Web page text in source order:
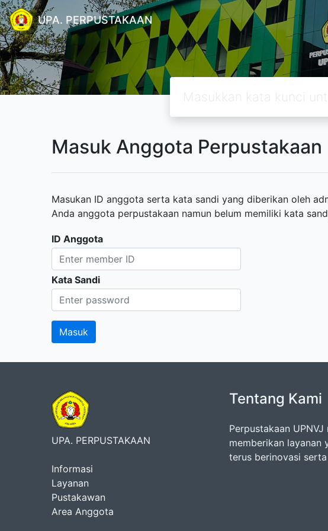
UPA. PERPUSTAKAAN
Masuk Anggota Perpustakaan
Masukan ID anggota serta kata sandi yang diberikan oleh
Anda anggota perpustakaan namun belum memiliki kata
ID Anggota
Kata Sandi
UPA. PERPUSTAKAAN
Informasi
Layanan
Pustakawan
Area Anggota
Tentang Kami
Perpustakaan
memberikan layanan
terus berinovasi